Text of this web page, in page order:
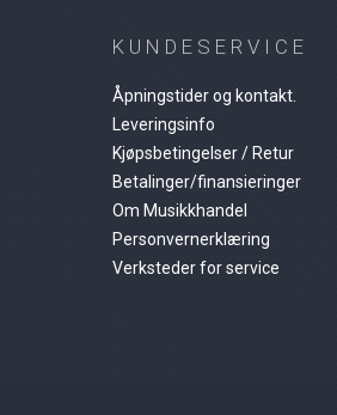
KUNDESERVICE
Åpningstider og kontakt.
Leveringsinfo
Kjøpsbetingelser / Retur
Betalinger/finansieringer
Om Musikkhandel
Personvernerklæring
Verksteder for service